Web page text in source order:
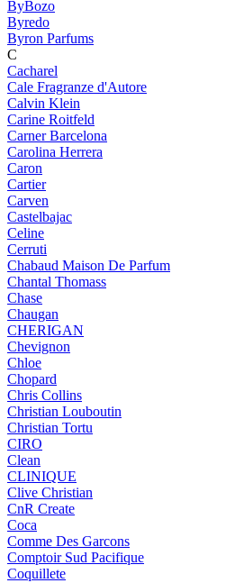
ByBozo
Byredo
Byron Parfums
C
Cacharel
Cale Fragranze d'Autore
Calvin Klein
Carine Roitfeld
Carner Barcelona
Carolina Herrera
Caron
Cartier
Carven
Castelbajac
Celine
Cerruti
Chabaud Maison De Parfum
Chantal Thomass
Chase
Chaugan
CHERIGAN
Chevignon
Chloe
Chopard
Chris Collins
Christian Louboutin
Christian Tortu
CIRO
Clean
CLINIQUE
Clive Christian
CnR Create
Coca
Comme Des Garcons
Comptoir Sud Pacifique
Coquillete